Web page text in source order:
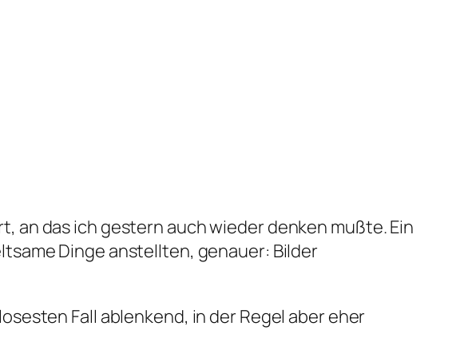
an das ich gestern auch wieder denken mußte. Ein
Dinge anstellten, genauer: Bilder
Fall ablenkend, in der Regel aber eher